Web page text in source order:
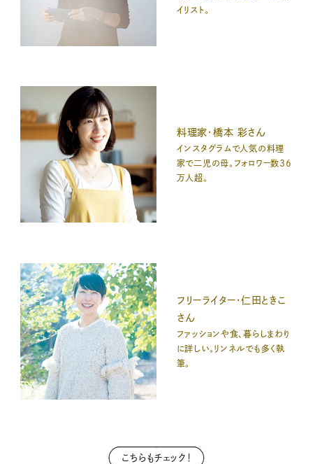
イリスト。
料理家・橋本 彩さん
インスタグラムで人気の料理
家で二児の母。フォロワー数36
万人超。
フリーライター・仁田ときこ
さん
ファッションや食、暮らしまわり
に詳しい。リンネルでも多く執
筆。
こちらもチェック！